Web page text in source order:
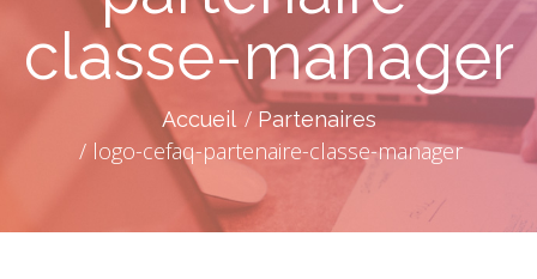
classe-manager
Accueil Partenaires
logo-cefaq-partenaire-classe-manager